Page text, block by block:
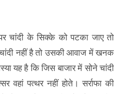
चांदी के सिक्के को पटका जाए तो
नहीं है तो उसकी आवाज में खनक
यह है कि जिस बाजार में सोने चांदी
वहां पत्थर नहीं होते। सर्राफा की